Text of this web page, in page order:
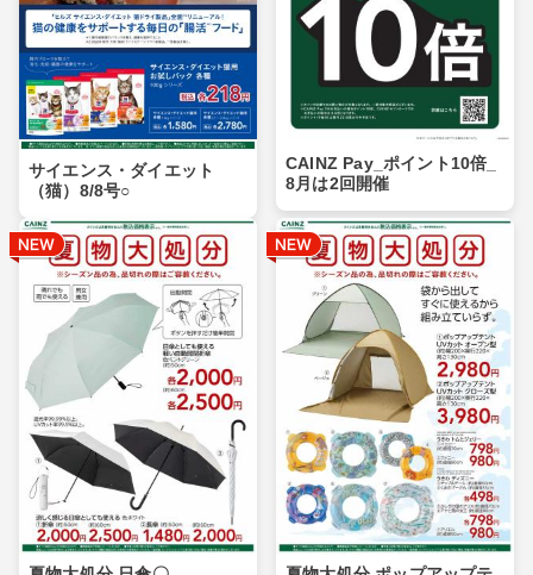
サイエンス・ダイエット
（猫）8/8号○
CAINZ Pay_ポイント10倍_
8月は2回開催